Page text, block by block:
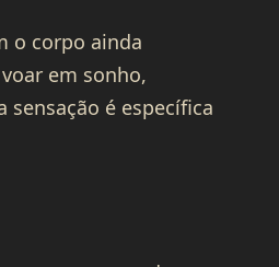
o corpo ainda
em sonho,
sensação é específica